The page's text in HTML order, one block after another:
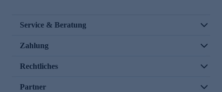
Service & Beratung
Zahlung
Rechtliches
Partner